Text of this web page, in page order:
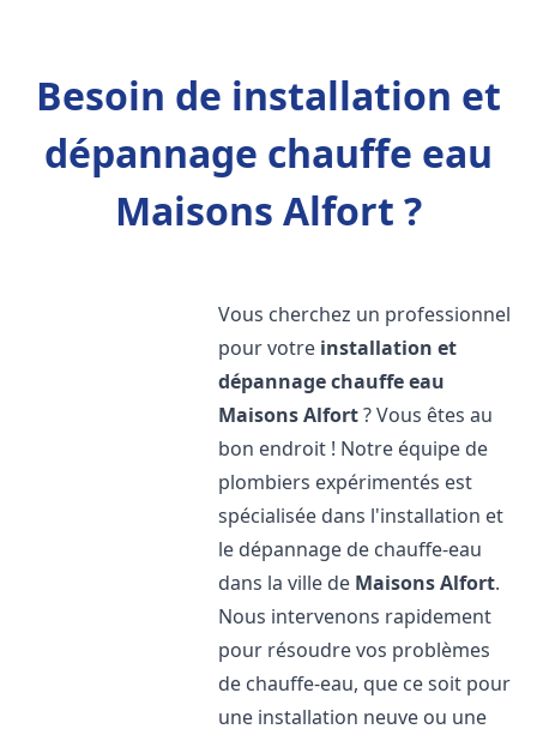
Besoin de installation et
dépannage chauffe eau
Maisons Alfort ?
Vous cherchez un professionnel
pour votre installation et
dépannage chauffe eau
Maisons Alfort? Vous êtes au
bon endroit ! Notre équipe de
plombiers expérimentés est
spécialisée dans l'installation et
le dépannage de chauffe-eau
dans la ville de Maisons Alfort.
Nous intervenons rapidement
pour résoudre vos problèmes
de chauffe-eau, que ce soit pour
une installation neuve ou une